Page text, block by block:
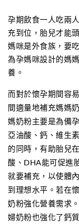
孕期飲食一人吃兩
充到位，胎兒才能
媽咪是外食族，要
為孕媽咪設計的媽
養。
而對於懷孕期間容
間適量地補充媽媽
媽奶粉主要是為備
亞油酸、鈣、維生
的同時，有助胎兒
酸、DHA能可促進
就要補充，以使體
到理想水平。若在
奶粉強化營養需求
婦奶粉也強化了鈣